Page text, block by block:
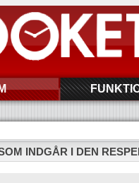
INDGÅR I DEN